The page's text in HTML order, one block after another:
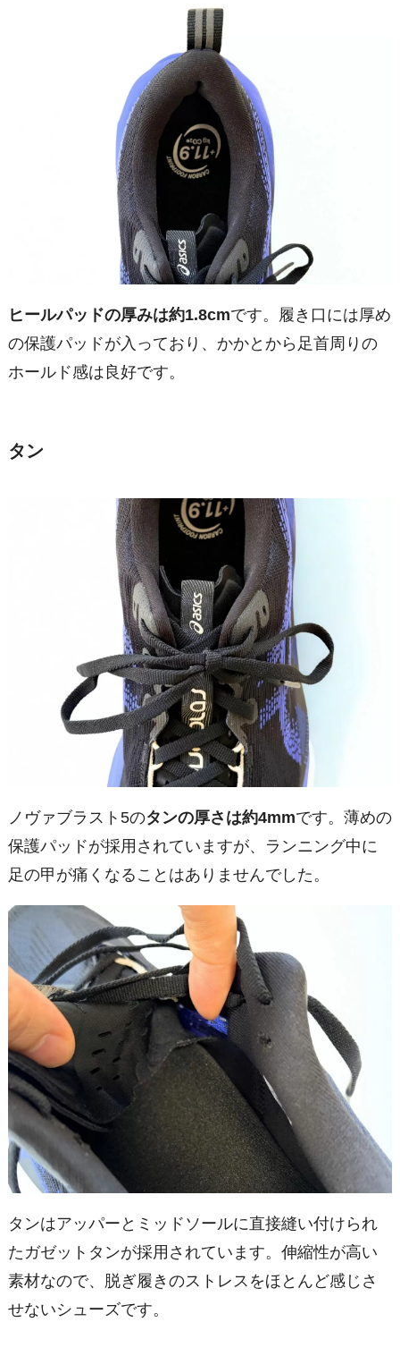
ヒールパッドの厚みは約1.8cmです。履き口には厚め
の保護パッドが入っており、かかとから足首周りの
ホールド感は良好です。
タン
ノヴァブラスト5のタンの厚さは約4mmです。薄めの
保護パッドが採用されていますが、ランニング中に
足の甲が痛くなることはありませんでした。
タンはアッパーとミッドソールに直接縫い付けられ
たガゼットタンが採用されています。伸縮性が高い
素材なので、脱ぎ履きのストレスをほとんど感じさ
せないシューズです。